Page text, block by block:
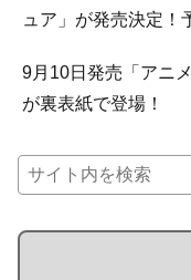
ュア」が発売決定！
9月10日発売「アニ
が裏表紙で登場！